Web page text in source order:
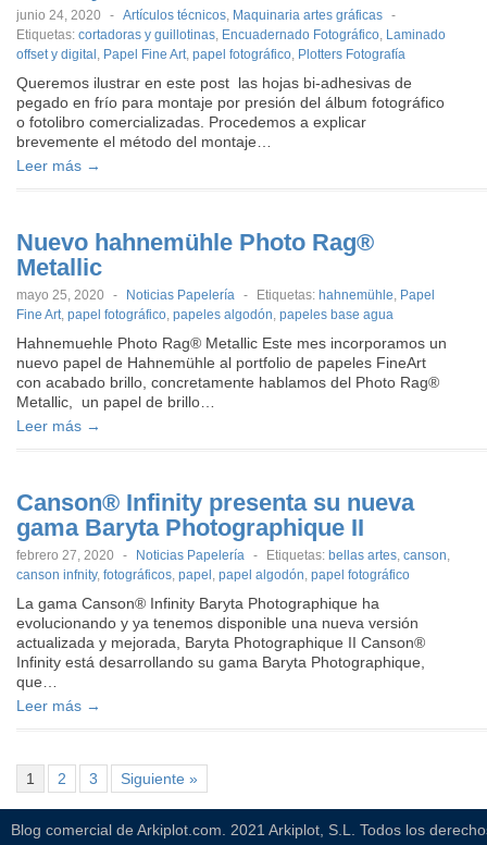
junio 24, 2020 - Artículos técnicos, Maquinaria artes gráficas -
Etiquetas: cortadoras y guillotinas, Encuadernado Fotográfico, Laminado
offset y digital , Papel Fine Art, papel fotográfico, Plotters Fotografía
Queremos ilustrar en este post las hojas bi-adhesivas de
pegado en frío para montaje por presión del álbum fotográfico
o fotolibro comercializadas. Procedemos a explicar
brevemente el método del montaje…
Leer más →
Nuevo hahnemühle Photo Rag®
Metallic
mayo 25, 2020 - Noticias Papelería - Etiquetas: hahnemühle, Papel
Fine Art, papel fotográfico, papeles algodón, papeles base agua
Hahnemuehle Photo Rag® Metallic Este mes incorporamos un
nuevo papel de Hahnemühle al portfolio de papeles FineArt
con acabado brillo, concretamente hablamos del Photo Rag®
Metallic, un papel de brillo…
Leer más →
Canson® Infinity presenta su nueva
gama Baryta Photographique II
febrero 27, 2020 - Noticias Papelería - Etiquetas: bellas artes, canson,
canson infnity, fotográficos, papel , papel algodón, papel fotográfico
La gama Canson® Infinity Baryta Photographique ha
evolucionando y ya tenemos disponible una nueva versión
actualizada y mejorada, Baryta Photographique II Canson®
Infinity está desarrollando su gama Baryta Photographique,
que…
Leer más →
1 2 3 Siguiente »
Blog comercial de Arkiplot.com. 2021 Arkiplot, S.L. Todos los